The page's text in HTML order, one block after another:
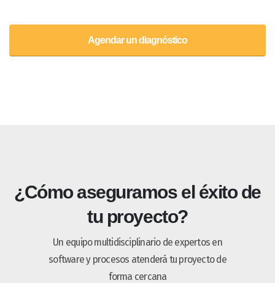
Agendar un diagnóstico
¿Cómo aseguramos el éxito de
tu proyecto?
Un equipo multidisciplinario de expertos en
software y procesos atenderá tu proyecto de
forma cercana